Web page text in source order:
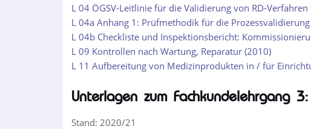
L 04 ÖGSV-Leitlinie für die Validierung von RD-
L 04a Anhang 1: Prüfmethodik für die
L 04b Checkliste und Inspektionsbericht:
L 09 Kontrollen nach Wartung, Reparatur (2010)
L 11 Aufbereitung von Medizinprodukten in / für
Unterlagen zum Fachkundelehrgang 3:
Stand: 2020/21